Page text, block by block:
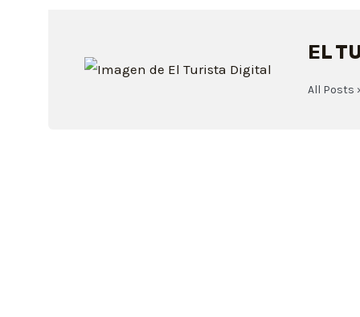
EL
All Posts